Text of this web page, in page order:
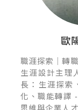
歐
職涯探索｜轉
生涯設計主理
長：生涯探索
化、職能轉譯
思維與企業人